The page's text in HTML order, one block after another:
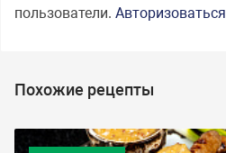
пользователи. Авторизоваться
Похожие рецепты